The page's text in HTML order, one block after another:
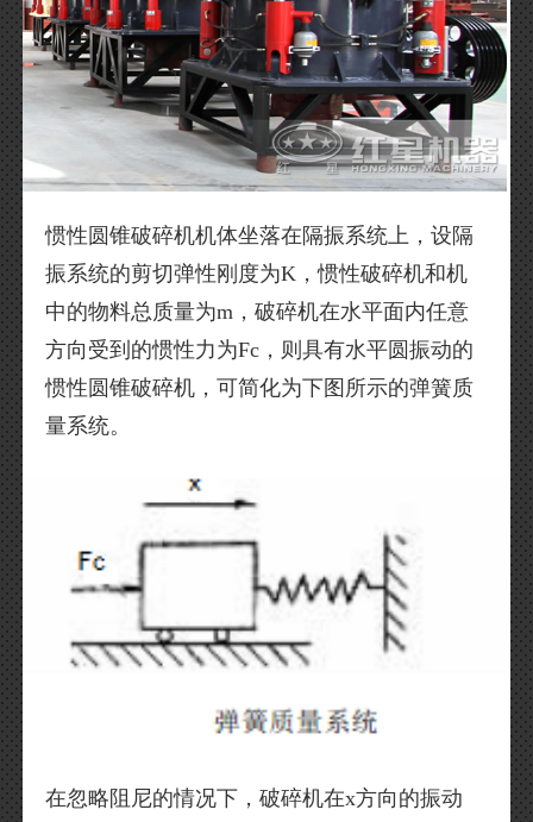
惯性圆锥破碎机机体坐落在隔振系统上，设隔
振系统的剪切弹性刚度为K，惯性破碎机和机
中的物料总质量为m，破碎机在水平面内任意
方向受到的惯性力为Fc，则具有水平圆振动的
惯性圆锥破碎机，可简化为下图所示的弹簧质
量系统。
在忽略阻尼的情况下，破碎机在x方向的振动